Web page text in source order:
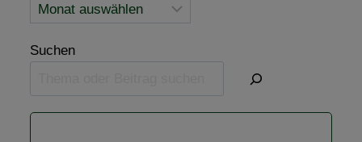
DU
DABEI?
Suchen